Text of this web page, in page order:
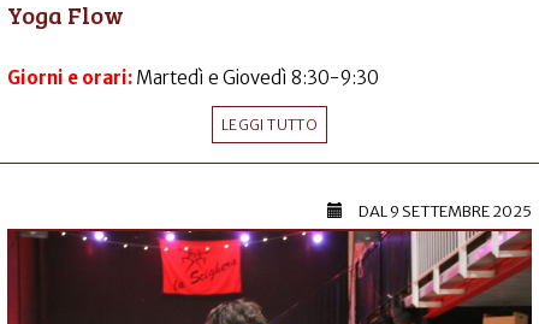
Yoga Flow
Giorni e orari: Martedì e Giovedì 8:30-9:30
LEGGI TUTTO
DAL9 SETTEMBRE 2025